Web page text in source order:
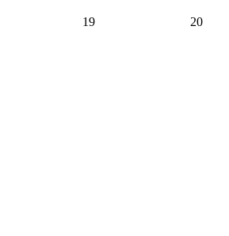
19 20